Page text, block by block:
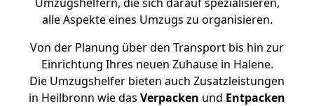
alle Aspekte eines Umzugs zu organisieren.
Von der Planung über den Transport bis hin zur
Einrichtung Ihres neuen Zuhause in Halene.
Die Umzugshelfer bieten auch Zusatzleistungen
in Heilbronn wie das Verpacken und Entpacken